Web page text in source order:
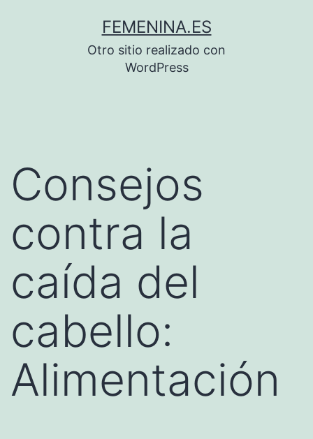
FEMENINA.ES
Otro sitio realizado con
WordPress
Consejos
contra la
caída del
cabello:
Alimentación